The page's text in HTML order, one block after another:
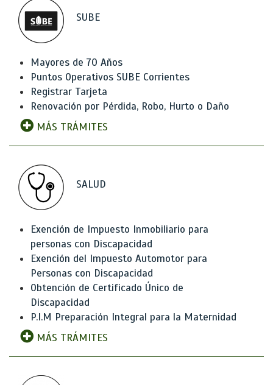
SUBE
Mayores de 70 Años
Puntos Operativos SUBE Corrientes
Registrar Tarjeta
Renovación por Pérdida, Robo, Hurto o Daño
MÁS TRÁMITES
SALUD
Exención de Impuesto Inmobiliario para
personas con Discapacidad
Exención del Impuesto Automotor para
Personas con Discapacidad
Obtención de Certificado Único de
Discapacidad
P.I.M Preparación Integral para la Maternidad
MÁS TRÁMITES